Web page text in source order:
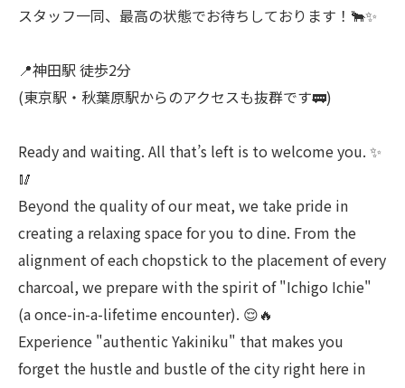
スタッフ一同、最高の状態でお待ちしております！🐂✨
📍神田駅 徒歩2分
(東京駅・秋葉原駅からのアクセスも抜群です🚃)
Ready and waiting. All that’s left is to welcome you. ✨
🥢
Beyond the quality of our meat, we take pride in
creating a relaxing space for you to dine. From the
alignment of each chopstick to the placement of every
charcoal, we prepare with the spirit of "Ichigo Ichie"
(a once-in-a-lifetime encounter). 😌🔥
Experience "authentic Yakiniku" that makes you
forget the hustle and bustle of the city right here in